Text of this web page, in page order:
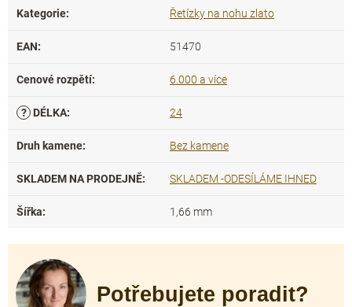
Kategorie: Řetízky na nohu zlato
EAN: 51470
Cenové rozpětí: 6.000 a více
? DÉLKA: 24
Druh kamene: Bez kamene
SKLADEM NA PRODEJNĚ: SKLADEM -ODESÍLÁME IHNED
Šířka: 1,66 mm
Potřebujete poradit?